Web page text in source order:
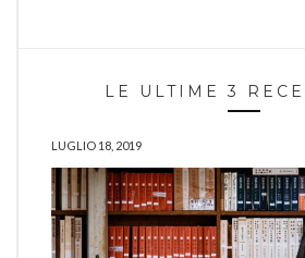
LE ULTIME 3
LUGLIO 18, 2019